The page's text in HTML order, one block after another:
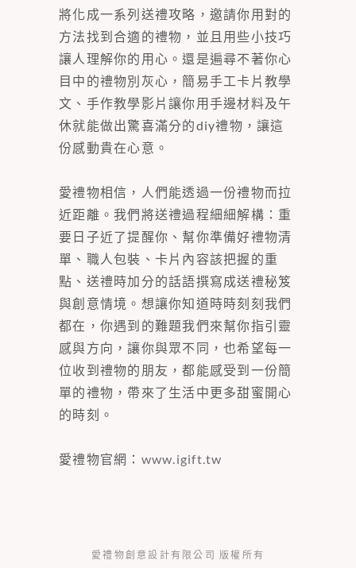
將化成一系列送禮攻略，邀請你用對的
方法找到合適的禮物，並且用些小技巧
讓人理解你的用心。還是遍尋不著你心
目中的禮物別灰心，簡易手工卡片教學
文、手作教學影片讓你用手邊材料及午
休就能做出驚喜滿分的diy禮物，讓這
份感動貴在心意。
愛禮物相信，人們能透過一份禮物而拉
近距離。我們將送禮過程細細解構：重
要日子近了提醒你、幫你準備好禮物清
單、職人包裝、卡片內容該把握的重
點、送禮時加分的話語撰寫成送禮秘笈
與創意情境。想讓你知道時時刻刻我們
都在，你遇到的難題我們來幫你指引靈
感與方向，讓你與眾不同，也希望每一
位收到禮物的朋友，都能感受到一份簡
單的禮物，帶來了生活中更多甜蜜開心
的時刻。
愛禮物官網： www.igift.tw
愛禮物創意設計有限公司 版權所有